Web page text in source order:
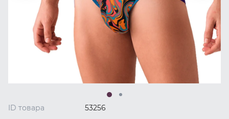
ID товара
53256